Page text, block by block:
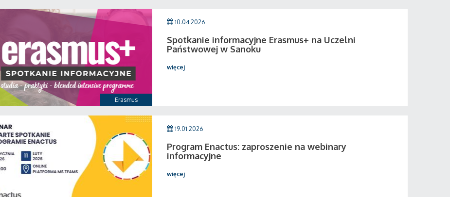
Erasmus
10.04.2026
Spotkanie informacyjne Erasmus+ na Uczelni
Państwowej w Sanoku
więcej
19.01.2026
Program Enactus: zaproszenie na webinary
informacyjne
więcej